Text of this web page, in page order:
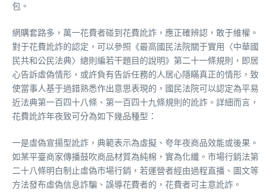
包。
網購套路多，萬一花費者碰到花費訛詐，應正確辨認，敢于維權。
對于花費訛詐的認定，可以參照《最高國民法院關于實用〈中華國
民共和公民法典〉總則編若干題目的說明》第二十一條規則，即居
心告訴虛偽情形，或許負有告訴任務的人居心隱瞞真正的情形，致
使當事人基于過錯熟悉作出意思表現的，國民法院可以認定為平易
近法典第一百四十八條、第一百四十九條規則的訛詐。詳細而言，
花費訛詐年夜致可分為如下幾品種型：
一是虛偽宣揚型訛詐，典範表示為虛擬、夸年夜商品效能或後果。
如某平臺商家傳播鼓吹商品材質為純棉，實為化纖。市場行銷法第
二十八條明白制止虛偽市場行銷，若運營者經由過程直播、圖文等
方法發布虛偽信息詐騙、誤導花費者的，花費者可主意訛詐。